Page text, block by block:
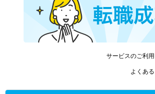
サービスのご利
よくあ